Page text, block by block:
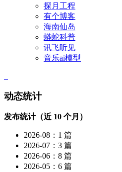
探月工程
有个博客
海南仙岛
蟒蛇科普
讯飞听见
音乐ai模型
动态统计
发布统计（近 10 个月）
2026-08：1 篇
2026-07：3 篇
2026-06：8 篇
2026-05：6 篇